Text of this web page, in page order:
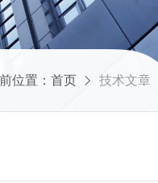
位置： 首页 技术文章